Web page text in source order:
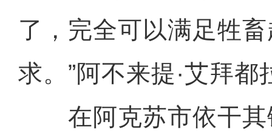
了，完全可以满足牲
求。”阿不来提·艾拜都
在阿克苏市依干其